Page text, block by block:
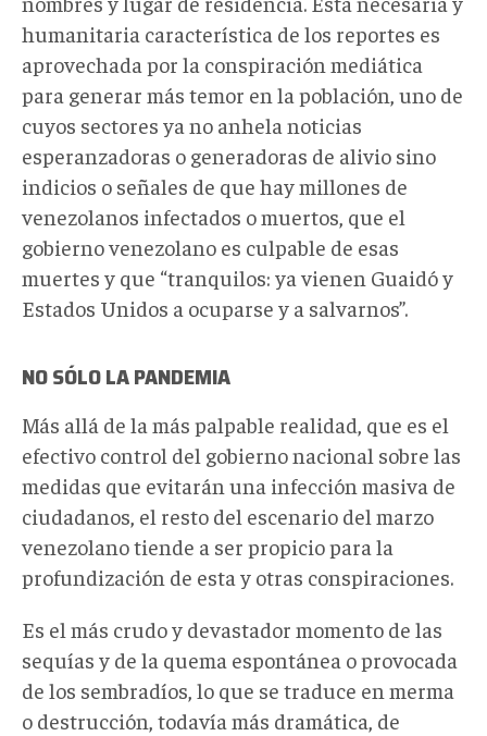
humanitaria característica de los reportes es
aprovechada por la conspiración mediática
para generar más temor en la población, uno de
cuyos sectores ya no anhela noticias
esperanzadoras o generadoras de alivio sino
indicios o señales de que hay millones de
venezolanos infectados o muertos, que el
gobierno venezolano es culpable de esas
muertes y que “tranquilos: ya vienen Guaidó y
Estados Unidos a ocuparse y a salvarnos”.
NO SÓLO LA PANDEMIA
Más allá de la más palpable realidad, que es el
efectivo control del gobierno nacional sobre las
medidas que evitarán una infección masiva de
ciudadanos, el resto del escenario del marzo
venezolano tiende a ser propicio para la
profundización de esta y otras conspiraciones.
Es el más crudo y devastador momento de las
sequías y de la quema espontánea o provocada
de los sembradíos, lo que se traduce en merma
o destrucción, todavía más dramática, de